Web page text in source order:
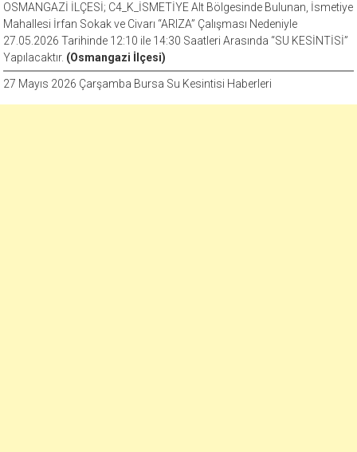
OSMANGAZİ İLÇESİ; C4_K_İSMETİYE Alt Bölgesinde Bulunan, İsmetiye
Mahallesi İrfan Sokak ve Civarı “ARIZA” Çalışması Nedeniyle
27.05.2026 Tarihinde 12:10 ile 14:30 Saatleri Arasında “SU KESİNTİSİ”
Yapılacaktır. (Osmangazi İlçesi)
27 Mayıs 2026 Çarşamba Bursa Su Kesintisi Haberleri